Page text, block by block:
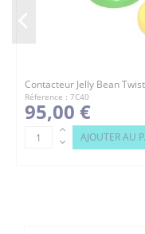
Contacteur Jelly Bean Twist
Réference : 7C40
95,00 €
AJOUTER AU